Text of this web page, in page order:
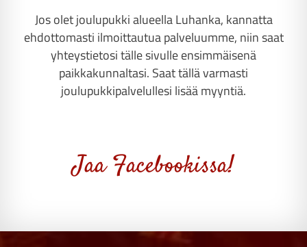
Jos olet joulupukki alueella Luhanka, kannatta
ehdottomasti ilmoittautua palveluumme, niin saat
yhteystietosi tälle sivulle ensimmäisenä
paikkakunnaltasi. Saat tällä varmasti
joulupukkipalvelullesi lisää myyntiä.
Jaa Facebookissa!